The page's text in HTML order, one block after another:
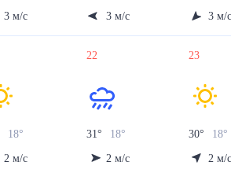
3 м/с
3 м/с
3 м/
18°
2 м/с
22
31° 18°
2 м/с
23
30° 18°
2 м/